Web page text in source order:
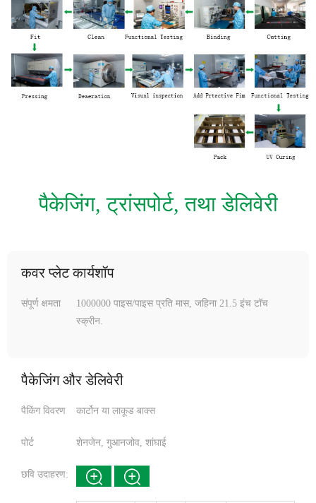
पैकेजिंग, ट्रांसपोर्ट, तथा डेलिवेरी
कवर प्लेट कार्यशॉप
संपूर्ण क्षमता
1000000 पाइस/पाइस प्रति मास, जहिना 21.5 इंच टॉच
स्क्रीन.
पैकेजिंग और डेलिवेरी
पैकिंग विवरण कार्टोन या लाकूड बाक्स
पोर्ट शेनजेन, गुआनजोव, शांघाई
छवि उदाहरण: